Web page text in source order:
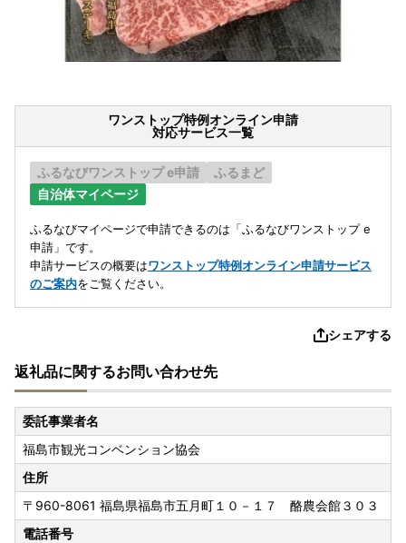
ワンストップ特例オンライン申請
対応サービス一覧
ふるなびワンストップ e申請
ふるまど
自治体マイページ
ふるなびマイページで申請できるのは「ふるなびワンストップ e
申請」です。
申請サービスの概要はワンストップ特例オンライン申請サービス
のご案内をご覧ください。
シェアする
返礼品に関するお問い合わせ先
委託事業者名
福島市観光コンベンション協会
住所
〒960-8061 福島県福島市五月町１０－１７ 酪農会館３０３
電話番号